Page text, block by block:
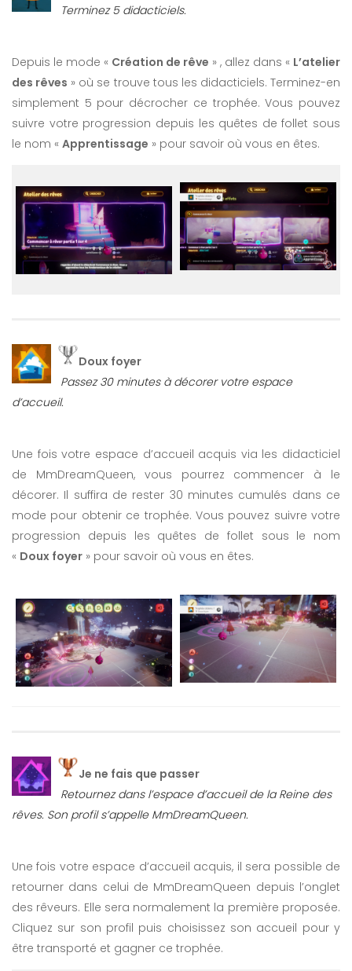
Terminez 5 didacticiels.
Depuis le mode « Création de rêve » , allez dans « L’atelier
des rêves » où se trouve tous les didacticiels. Terminez-en
simplement 5 pour décrocher ce trophée. Vous pouvez
suivre votre progression depuis les quêtes de follet sous
le nom « Apprentissage » pour savoir où vous en êtes.
Doux foyer
Passez 30 minutes à décorer votre espace
d’accueil.
Une fois votre espace d’accueil acquis via les didacticiel
de MmDreamQueen, vous pourrez commencer à le
décorer. Il suffira de rester 30 minutes cumulés dans ce
mode pour obtenir ce trophée. Vous pouvez suivre votre
progression depuis les quêtes de follet sous le nom
« Doux foyer » pour savoir où vous en êtes.
Je ne fais que passer
Retournez dans l’espace d’accueil de la Reine des
rêves. Son profil s’appelle MmDreamQueen.
Une fois votre espace d’accueil acquis, il sera possible de
retourner dans celui de MmDreamQueen depuis l’onglet
des rêveurs. Elle sera normalement la première proposée.
Cliquez sur son profil puis choisissez son accueil pour y
être transporté et gagner ce trophée.